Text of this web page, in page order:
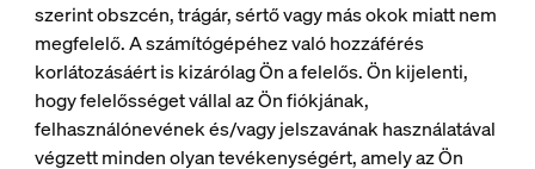
szerint obszcén, trágár, sértő vagy más okok miatt nem
megfelelő. A számítógépéhez való hozzáférés
korlátozásáért is kizárólag Ön a felelős. Ön kijelenti,
hogy felelősséget vállal az Ön fiókjának,
felhasználónevének és/vagy jelszavának használatával
végzett minden olyan tevékenységért, amely az Ön